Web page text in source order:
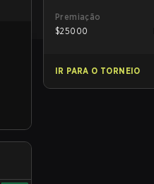
Premiação
$25000
IR PARA O TORNEIO